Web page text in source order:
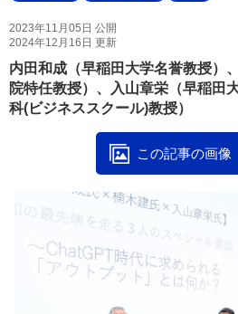
2023年11月05日 公開
2024年12月16日 更新
内田和成（早稲田大学名誉教授）
院特任教授）、入山章栄（早稲田
科(ビジネススクール)教授）
この記事の画像